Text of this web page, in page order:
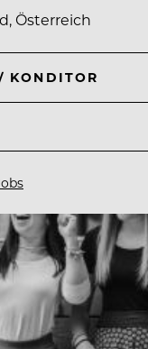
Österreich
KONDITOR